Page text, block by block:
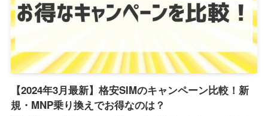
【2024年3月最新】格安SIMのキャンペーン比較！新
規・MNP乗り換えでお得なのは？